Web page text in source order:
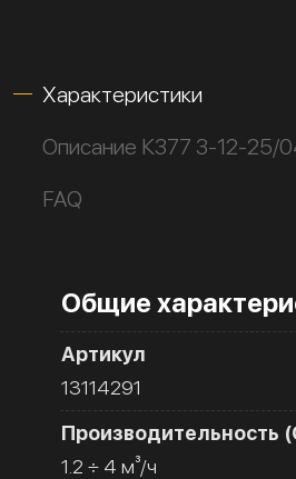
Характеристики
Описание К377 3-12-25/
FAQ
Общие
Артикул
13114291
Производительность
1.2 ÷ 4 м³/ч